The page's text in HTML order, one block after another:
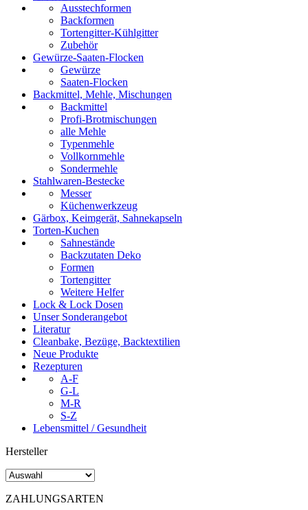
Ausstechformen
Backformen
Tortengitter-Kühlgitter
Zubehör
Gewürze-Saaten-Flocken
Gewürze
Saaten-Flocken
Backmittel, Mehle, Mischungen
Backmittel
Profi-Brotmischungen
alle Mehle
Typenmehle
Vollkornmehle
Sondermehle
Stahlwaren-Bestecke
Messer
Küchenwerkzeug
Gärbox, Keimgerät, Sahnekapseln
Torten-Kuchen
Sahnestände
Backzutaten Deko
Formen
Tortengitter
Weitere Helfer
Lock & Lock Dosen
Unser Sonderangebot
Literatur
Cleanbake, Bezüge, Backtextilien
Neue Produkte
Rezepturen
A-F
G-L
M-R
S-Z
Lebensmittel / Gesundheit
Hersteller
ZAHLUNGSARTEN